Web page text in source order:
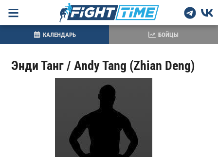
Энди Танг / Andy Tang (Zhian Deng)
КАЛЕНДАРЬ БОЙЦЫ